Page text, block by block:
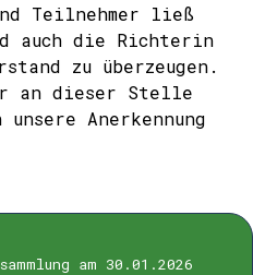
Teilnehmer ließ
auch die Richterin
zu überzeugen.
an dieser Stelle
Anerkennung
am 30.01.2026